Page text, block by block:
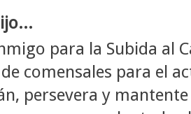
para la Subida al
comensales para el
persevera y